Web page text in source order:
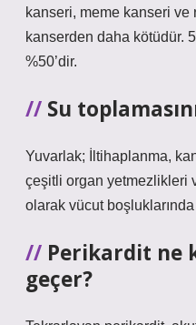
kanseri, meme kanseri
kanserden daha kötüdür. 5
%50’dir.
Su
Yuvarlak; İltihaplanma,
çeşitli organ yetmezlikleri
olarak vücut boşluklarında
Perikardit ne
geçer?